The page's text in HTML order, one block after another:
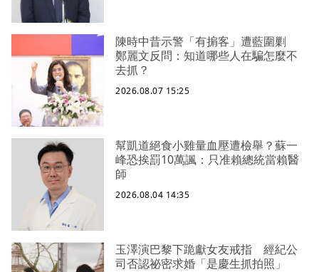
陳時中昔示警「有掮客」遭藍圍剿
鄭麗文反問：知道哪些人在騙怎麼不
去抓？
2026.08.07 15:25
幫凱道絕食小雞量血壓遭檢舉？蘇一
峰恐挨罰10萬諷：只准賴總統當賴醫
師
2026.08.04 14:35
玉澤演巴黎下跪獻女友戒指 經紀公
司否認祕密求婚「是慶生抓拍照」